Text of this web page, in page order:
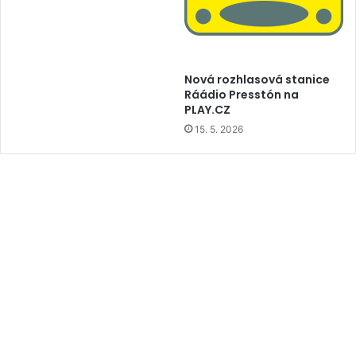
Nová rozhlasová stanice
Ráádio Presstón na
PLAY.CZ
15. 5. 2026